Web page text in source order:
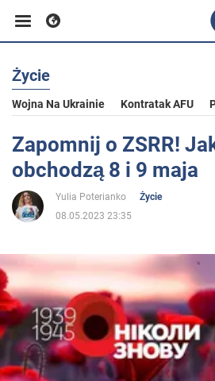
Biznes
Sport
Rozrywka
Polityka
Społeczeństwo
Życie
Wojna Na Ukrainie Kontratak AFU
Zapomnij o ZSRR!
obchodzą 8 i 9 maja
Yulia Poterianko
Życie
08.05.2023 23:35